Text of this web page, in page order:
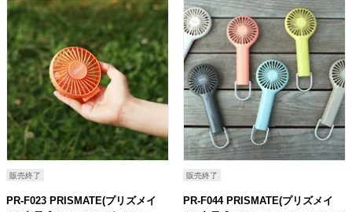
販売終了
PR-F023 PRISMATE(プリズメイ
販売終了
PR-F044 PRISMATE(プリズメイ